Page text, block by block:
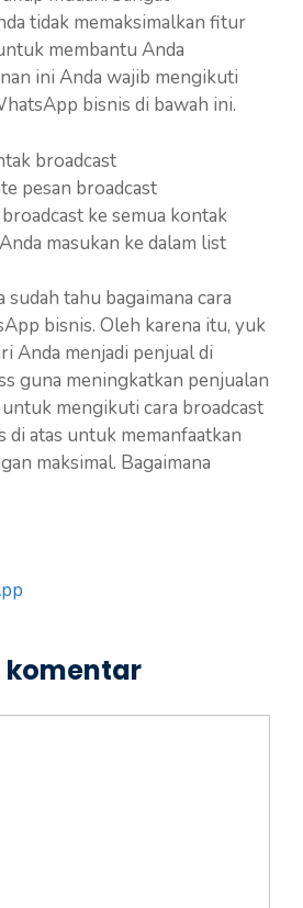
tidak memaksimalkan fitur
membantu Anda
ini Anda wajib mengikuti
bisnis di bawah ini.
broadcast
pesan broadcast
ke semua kontak
masukan ke dalam list
sudah tahu bagaimana cara
bisnis. Oleh karena itu, yuk
Anda menjadi penjual di
guna meningkatkan penjualan
mengikuti cara broadcast
atas untuk memanfaatkan
maksimal. Bagaimana